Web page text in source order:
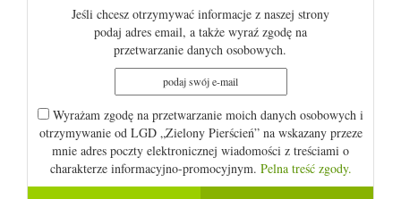
Jeśli chcesz otrzymywać informacje z naszej strony
podaj adres email, a także wyraź zgodę na
przetwarzanie danych osobowych.
Wyrażam zgodę na przetwarzanie moich danych osobowych i
otrzymywanie od LGD „Zielony Pierścień” na wskazany przeze
mnie adres poczty elektronicznej wiadomości z treściami o
charakterze informacyjno-promocyjnym. Pelna treść zgody.